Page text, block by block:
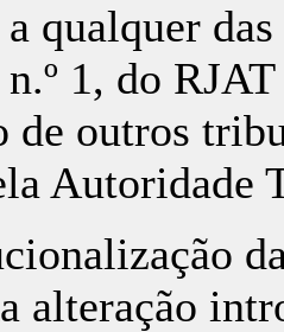
qualquer
1, do
de outros
Autoridade
alteração